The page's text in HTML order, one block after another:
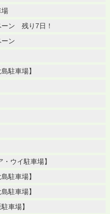
ン 残り7日！
ン
駐車場】
ウイ駐車場】
駐車場】
駐車場】
車場】